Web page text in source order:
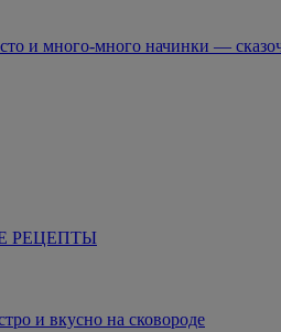
и много-много начинки —
РЕЦЕПТЫ
и вкусно на сковороде